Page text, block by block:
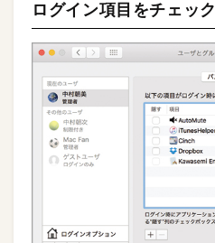
ログイン項目をチェック